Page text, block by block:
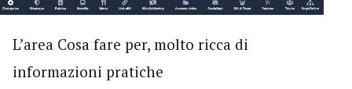
L’area Cosa fare per, molto ricca di
informazioni pratiche